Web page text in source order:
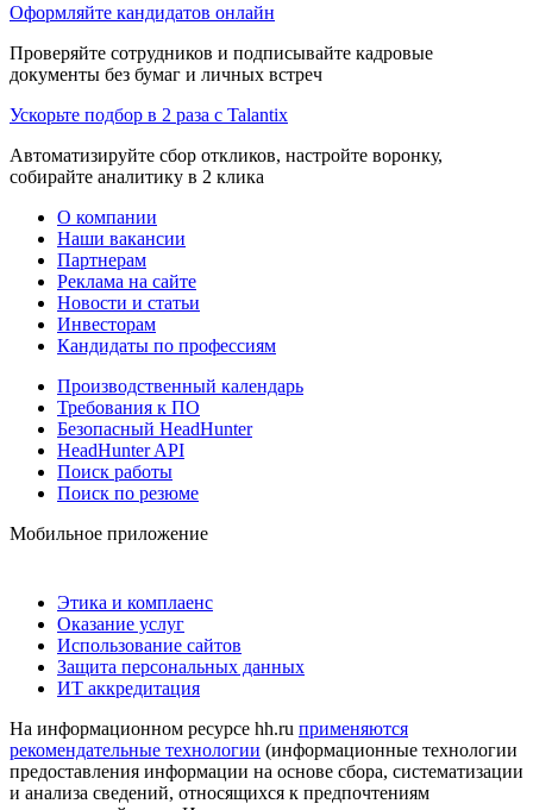
Оформляйте кандидатов онлайн
Проверяйте сотрудников и подписывайте кадровые
документы без бумаг и личных встреч
Ускорьте подбор в 2 раза с Talantix
Автоматизируйте сбор откликов, настройте воронку,
собирайте аналитику в 2 клика
О компании
Наши вакансии
Партнерам
Реклама на сайте
Новости и статьи
Инвесторам
Кандидаты по профессиям
Производственный календарь
Требования к ПО
Безопасный HeadHunter
HeadHunter API
Поиск работы
Поиск по резюме
Мобильное приложение
Этика и комплаенс
Оказание услуг
Использование сайтов
Защита персональных данных
ИТ аккредитация
На информационном ресурсе hh.ru применяются
рекомендательные технологии (информационные технологии
предоставления информации на основе сбора, систематизации
и анализа сведений, относящихся к предпочтениям